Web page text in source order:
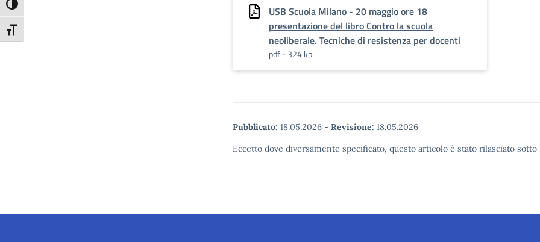
Attiva/disattiva alto contrasto
Attiva/disattiva dimensione testo
USB Scuola Milano - 20 maggio ore 18
presentazione del libro Contro la scuola
neoliberale. Tecniche di resistenza per docenti
pdf - 324 kb
Pubblicato: 18.05.2026 - Revisione: 18.05.2026
Eccetto dove diversamente specificato, questo articolo è stato rilasciato